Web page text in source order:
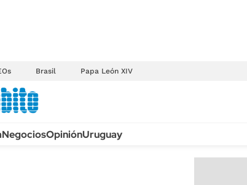
Brasil Papa León XIV
NegociosOpiniónUruguay